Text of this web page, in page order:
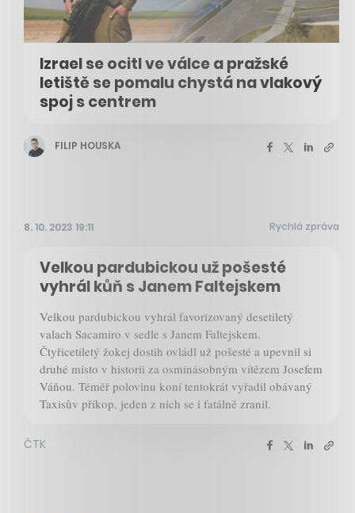
Izrael se ocitl ve válce a pražské
letiště se pomalu chystá na vlakový
spoj s centrem
FILIP HOUSKA
8. 10. 2023 19:11 Rychlá zpráva
Velkou pardubickou už pošesté
vyhrál kůň s Janem Faltejskem
Velkou pardubickou vyhrál favorizovaný desetiletý
valach Sacamiro v sedle s Janem Faltejskem.
Čtyřicetiletý žokej dostih ovládl už pošesté a upevnil si
druhé místo v historii za osminásobným vítězem Josefem
Váňou. Téměř polovinu koní tentokrát vyřadil obávaný
Taxisův příkop, jeden z nich se i fatálně zranil.
ČTK